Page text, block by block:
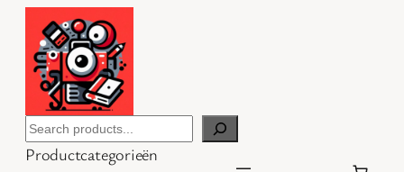
inhoud
Search
Productcategorieën